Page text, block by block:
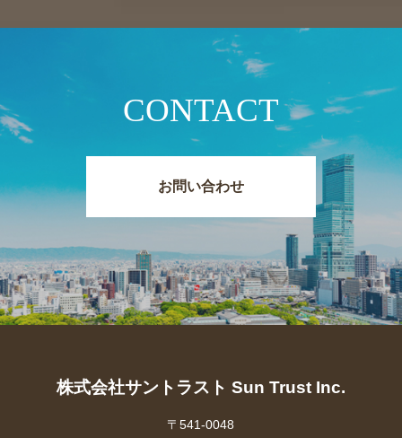
CONTACT
お問い合わせ
株式会社サントラスト Sun Trust Inc.
〒541-0048